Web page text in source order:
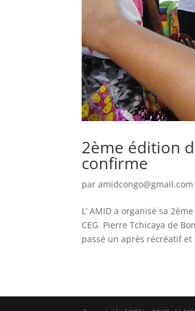
2ème édition
confirme
paramidcongo@gmail.com
L’ AMID a organisé sa
CEG Pierre Tchicaya de
passé un après récréatif et